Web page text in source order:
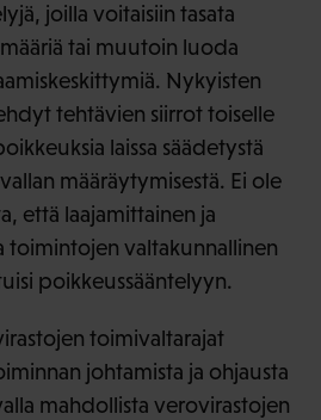
joilla voitaisiin tasata
tai muutoin luoda
Nykyisten
tehtävien siirrot toiselle
laissa säädetystä
määräytymisestä. Ei ole
että laajamittainen ja
toimintojen valtakunnallinen
poikkeussääntelyyn.
toimivaltarajat
johtamista ja ohjausta
mahdollista verovirastojen